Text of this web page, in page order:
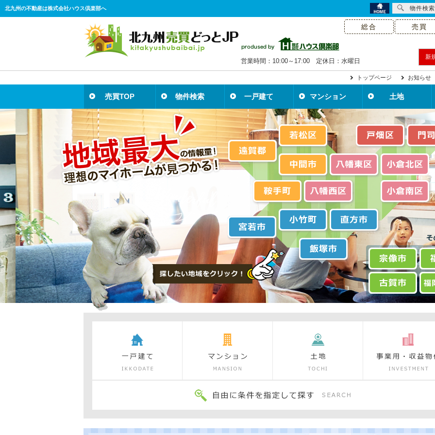
北九州の不動産は株式会社ハウス倶楽部へ
総合 売買
新
営業時間：10:00～17:00 定休日：水曜日
トップページ お知らせ
売買TOP 物件検索 一戸建て マンション 土地
物件検索